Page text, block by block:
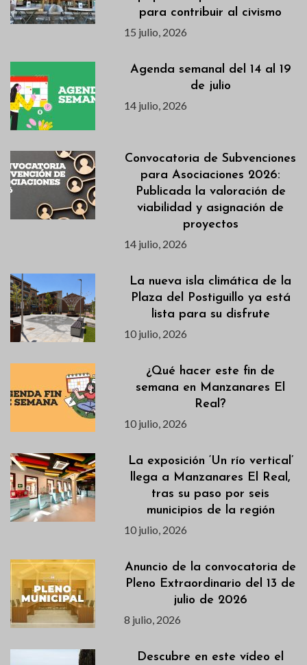
para contribuir al civismo
15 julio, 2026
Agenda semanal del 14 al 19
de julio
14 julio, 2026
Convocatoria de Subvenciones
para Asociaciones 2026:
Publicada la valoración de
viabilidad y asignación de
proyectos
14 julio, 2026
La nueva isla climática de la
Plaza del Postiguillo ya está
lista para su disfrute
10 julio, 2026
¿Qué hacer este fin de
semana en Manzanares El
Real?
10 julio, 2026
La exposición ‘Un río vertical’
llega a Manzanares El Real,
tras su paso por seis
municipios de la región
10 julio, 2026
Anuncio de la convocatoria de
Pleno Extraordinario del 13 de
julio de 2026
8 julio, 2026
Descubre en este vídeo el